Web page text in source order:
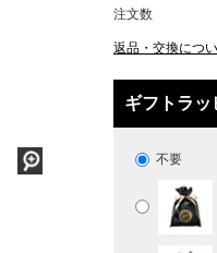
注文数
返品・交換につ
ギフトラッ
不要